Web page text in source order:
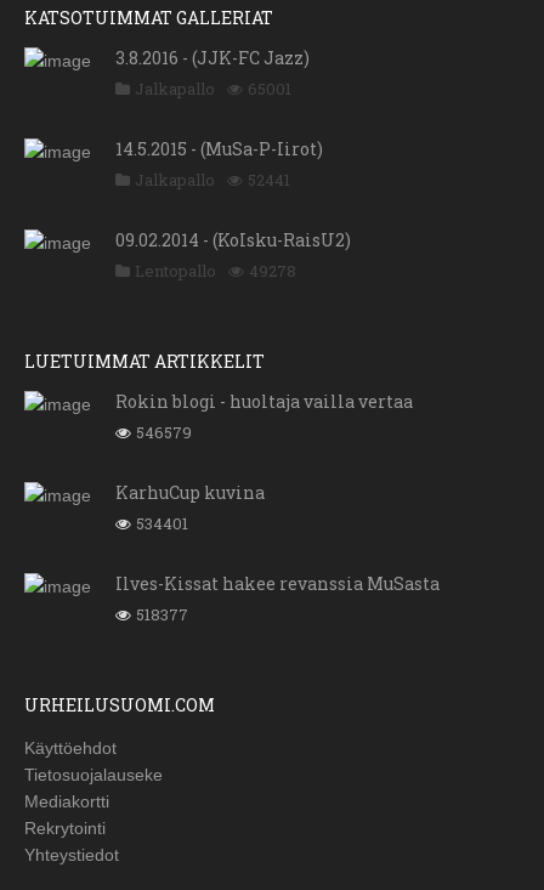
KATSOTUIMMAT GALLERIAT
3.8.2016 - (JJK-FC Jazz)
Jalkapallo 65001
14.5.2015 - (MuSa-P-Iirot)
Jalkapallo 52441
09.02.2014 - (KoIsku-RaisU2)
Lentopallo 49278
LUETUIMMAT ARTIKKELIT
Rokin blogi - huoltaja vailla vertaa
546579
KarhuCup kuvina
534401
Ilves-Kissat hakee revanssia MuSasta
518377
URHEILUSUOMI.COM
Käyttöehdot
Tietosuojalauseke
Mediakortti
Rekrytointi
Yhteystiedot